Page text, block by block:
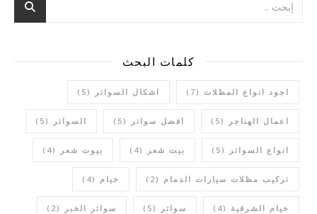
كلمات البحث
اجود انواع المظلات (7) اشكال السواتر (5)
اعمال الهناجر (5) افضل سواتر (5) السواتر (5)
انواع السواتر (5) بيت شعر (4) بيوت شعر (4)
تركيب مظلات سيارات الدمام (2) خيام (4)
خيام الشرقية (4) سواتر (5) سواتر الخبر (2)